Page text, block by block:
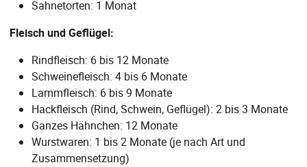
Sahnetorten: 1 Monat
Fleisch und Geflügel:
Rindfleisch: 6 bis 12 Monate
Schweinefleisch: 4 bis 6 Monate
Lammfleisch: 6 bis 9 Monate
Hackfleisch (Rind, Schwein, Geflügel): 2 bis 3 Monate
Ganzes Hähnchen: 12 Monate
Wurstwaren: 1 bis 2 Monate (je nach Art und
Zusammensetzung)